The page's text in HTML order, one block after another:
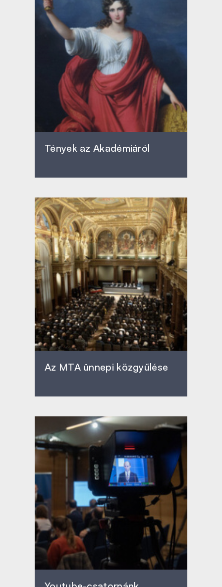
Tények az Akadémiáról
Az MTA ünnepi közgyűlése